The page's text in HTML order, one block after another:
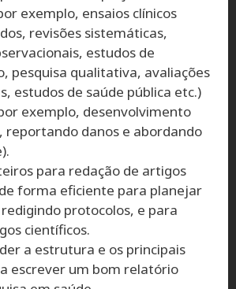
exemplo, ensaios clínicos
revisões sistemáticas,
estudos de
pesquisa qualitativa, avaliações
estudos de saúde pública etc.)
exemplo, desenvolvimento
reportando danos e abordando
para redação de artigos
forma eficiente para planejar
protocolos, e para
científicos.
a estrutura e os principais
escrever um bom relatório